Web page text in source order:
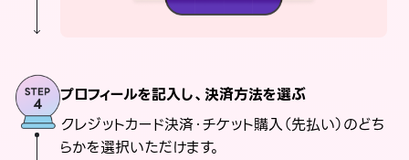
プロフィールを記入し、決済方法を選ぶ
クレジットカード決済・チケット購入（先払い）のどち
らかを選択いただけます。